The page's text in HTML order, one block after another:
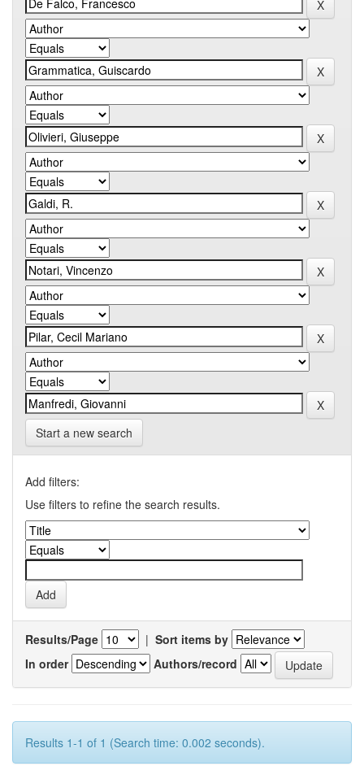
Start a new search
Add filters:
Use filters to refine the search results.
Results/Page | Sort items by
In order
Authors/record
Results 1-1 of 1 (Search time: 0.002 seconds).